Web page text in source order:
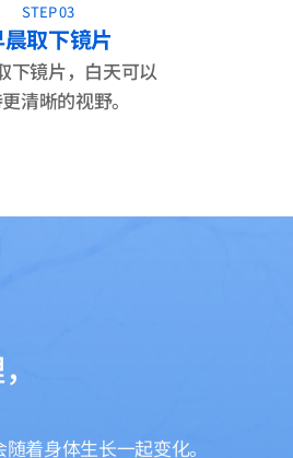
STEP 04
检查管理
认角膜状态、
置和视力变化。
着身体生长一起变化。